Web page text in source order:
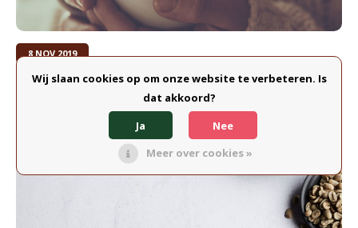
8 NOV 2019
Heerlijke Koffie met een Ziel
Wij slaan cookies op om onze website te verbeteren. Is
dat akkoord?
Ja
Nee
Meer over cookies »